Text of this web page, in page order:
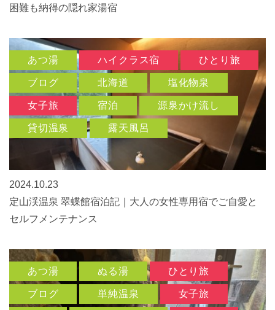
困難も納得の隠れ家湯宿
あつ湯 ハイクラス宿 ひとり旅
ブログ 北海道 塩化物泉
女子旅 宿泊 源泉かけ流し
貸切温泉 露天風呂
2024.10.23
定山渓温泉 翠蝶館宿泊記｜大人の女性専用宿でご自愛と
セルフメンテナンス
あつ湯 ぬる湯 ひとり旅
ブログ 単純温泉 女子旅